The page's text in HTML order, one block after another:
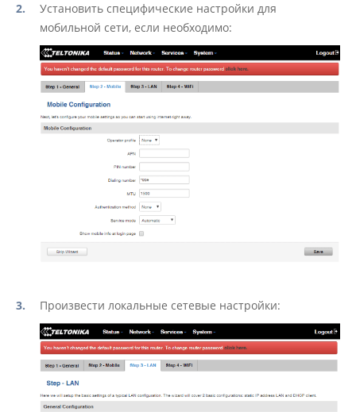
Установить специфические настройки для
мобильной сети, если необходимо:
Произвести локальные сетевые настройки: